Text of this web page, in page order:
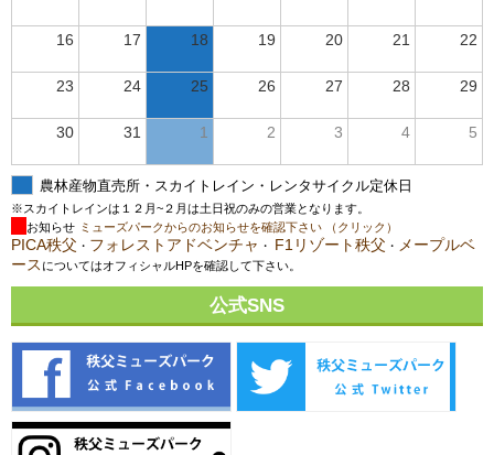
16 17 18 19 20 21 22
23 24 25 26 27 28 29
30 31 1 2 3 4 5
農林産物直売所・スカイトレイン・レンタサイクル定休日
※スカイトレインは１２月~２月は土日祝のみの営業となります。
お知らせ ミューズパークからのお知らせを確認下さい （クリック）
PICA秩父 ・ フォレストアドベンチャ ・ F1リゾート秩父 ・ メープルベ
ース についてはオフィシャルHPを確認して下さい。
公式SNS